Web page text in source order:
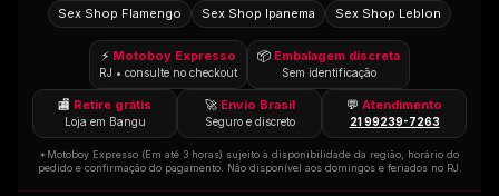
Sex Shop Flamengo
Sex Shop Ipanema Sex Shop Leblon
⚡ Motoboy Expresso
RJ • consulte no checkout
📦 Embalagem discreta
Sem identificação
🏬 Retire grátis
Loja em Bangu
🚀 Envio Brasil
Seguro e discreto
💬 Atendimento
21 99239-7263
*Motoboy Expresso (Em até 3 horas) sujeito à disponibilidade da região, horário do
pedido e confirmação do pagamento. Não disponível aos domingos e feriados no RJ.